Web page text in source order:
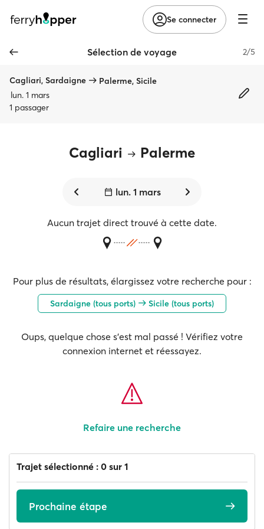
Se connecter
Sélection de voyage 2/5
Cagliari, Sardaigne
Palerme, Sicile
lun. 1 mars
1 passager
Cagliari Palerme
lun. 1 mars
Aucun trajet direct trouvé à cette date.
Pour plus de résultats, élargissez votre recherche pour :
Sardaigne (tous ports) Sicile (tous ports)
Oups, quelque chose s'est mal passé ! Vérifiez votre
connexion internet et réessayez.
Refaire une recherche
Trajet sélectionné : 0 sur 1
Prochaine étape